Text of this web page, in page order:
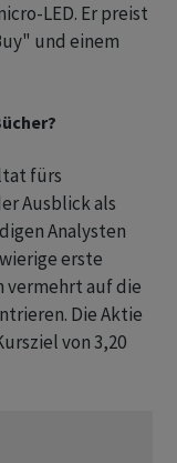
LED. Er preist
und einem
fürs
Ausblick als
Analysten
erste
vermehrt auf die
Die Aktie
von 3,20